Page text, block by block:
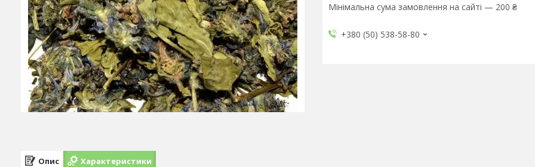
Мінімальна сума замовлення на сайті — 200 ₴
+380 (50) 538-58-80
Опис Характеристики